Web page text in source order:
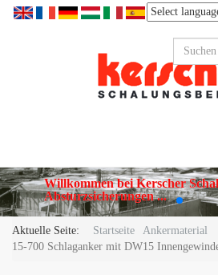
Willkommen bei Kerscher
Absturzsicherungen ...
Aktuelle Seite: Startseite
Ankermaterial
15-700 Schlaganker mit DW15